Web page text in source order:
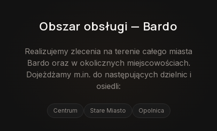
Obszar obsługi — Bardo
Realizujemy zlecenia na terenie całego miasta
Bardo oraz w okolicznych miejscowościach.
Dojeżdżamy m.in. do następujących dzielnic i
osiedli:
Centrum Stare Miasto Opolnica